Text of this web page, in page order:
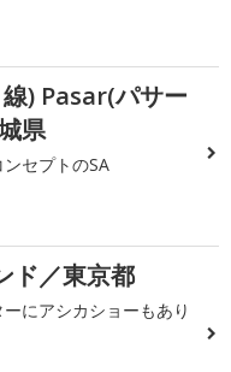
) Pasar(パサー
県
ンセプトのSA
ド／東京都
にアシカショーもあり